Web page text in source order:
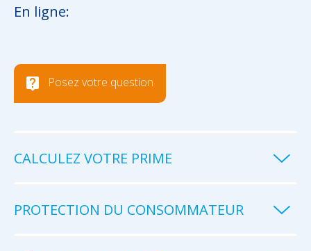
En ligne:
Posez votre question
CALCULEZ VOTRE PRIME
PROTECTION DU CONSOMMATEUR